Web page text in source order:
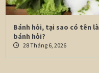
Bánh hỏi, tại sao có tên là
bánh hỏi?
28 Tháng 6, 2026